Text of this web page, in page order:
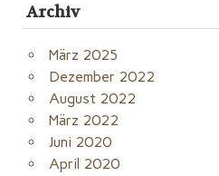
Archiv
März 2025
Dezember 2022
August 2022
März 2022
Juni 2020
April 2020